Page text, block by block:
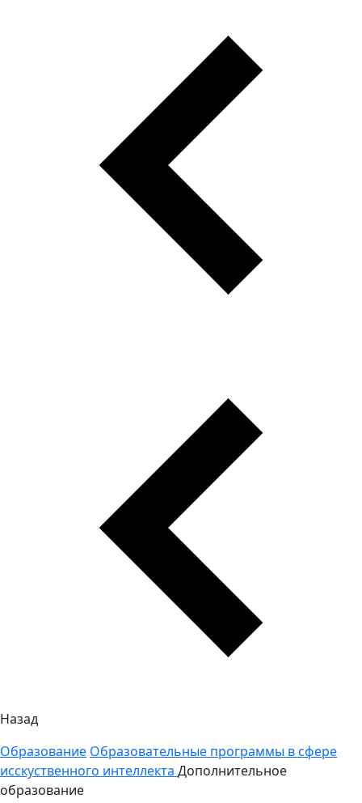
Назад
Образование Образовательные программы в сфере
исскуственного интеллекта Дополнительное
образование